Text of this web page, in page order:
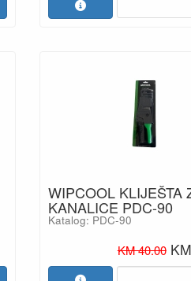
WIPCOOL KLIJEŠTA
KANALICE PDC-90
Katalog: PDC-90
KM 40.00